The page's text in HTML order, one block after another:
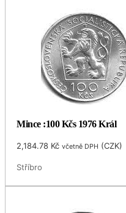
Mince :100 Kčs 1976 Král
2,184.78 Kč včetně DPH (CZK)
Stříbro